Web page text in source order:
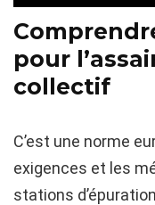
pour
collectif
C’est une norme
exigences et les
stations